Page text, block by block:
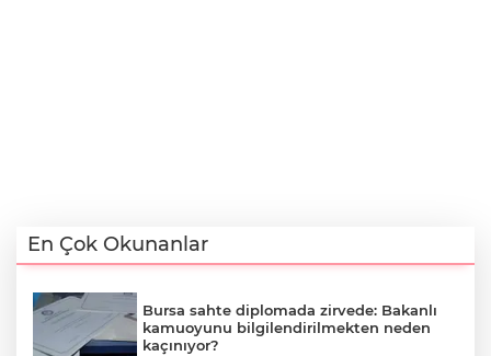
En Çok Okunanlar
Bursa sahte diplomada zirvede: Bakanlı
kamuoyunu bilgilendirilmekten neden
kaçınıyor?